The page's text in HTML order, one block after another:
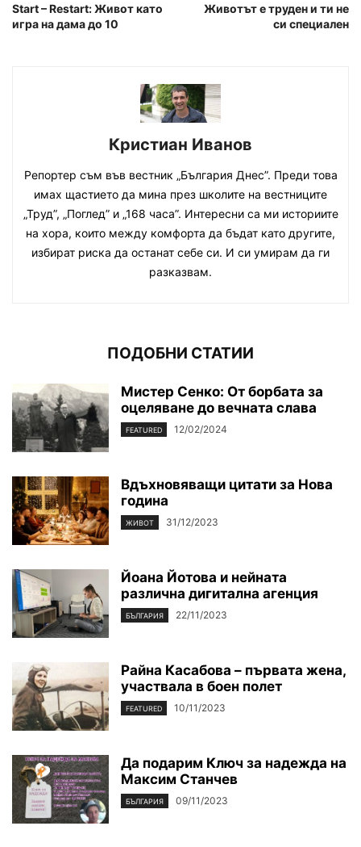
Start – Restart: Живот като
игра на дама до 10
Животът е труден и ти не
си специален
Кристиан Иванов
Репортер съм във вестник „България Днес”. Преди това
имах щастието да мина през школите на вестниците
„Труд”, „Поглед” и „168 часа”. Интересни са ми историите
на хора, които между комфорта да бъдат като другите,
избират риска да останат себе си. И си умирам да ги
разказвам.
ПОДОБНИ СТАТИИ
Мистер Сенко: От борбата за
оцеляване до вечната слава
FEATURED 12/02/2024
Вдъхновяващи цитати за Нова
година
ЖИВОТ 31/12/2023
Йоана Йотова и нейната
различна дигитална агенция
БЪЛГАРИЯ 22/11/2023
Райна Касабова – първата жена,
участвала в боен полет
FEATURED 10/11/2023
Да подарим Ключ за надежда на
Максим Станчев
БЪЛГАРИЯ 09/11/2023